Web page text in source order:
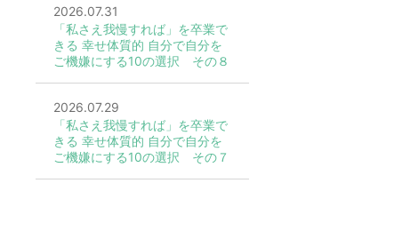
2026.07.31
「私さえ我慢すれば」を卒業で
きる 幸せ体質的 自分で自分を
ご機嫌にする10の選択 その８
2026.07.29
「私さえ我慢すれば」を卒業で
きる 幸せ体質的 自分で自分を
ご機嫌にする10の選択 その７